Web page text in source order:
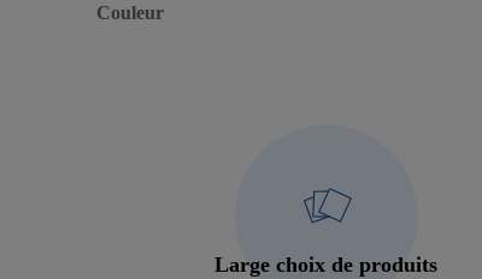
Couleur
Large choix de produits